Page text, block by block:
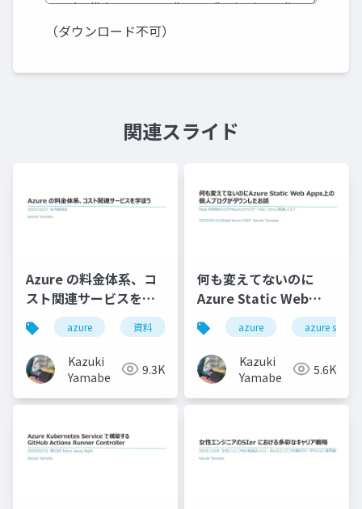
（ダウンロード不可）
関連スライド
Azure の料金体系、コ
スト関連サービスを学
ぼう
azure 資料
Kazuki
Yamabe
9.3K
何も変えてないのに
Azure Static Web
Apps上の個人ブログが
ダウンしたお話
azure azure static
Kazuki
Yamabe
5.6K